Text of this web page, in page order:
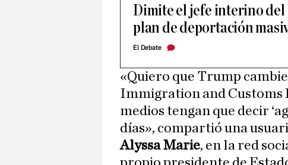
Dimite el jefe interino del
plan de deportación
El Debate
«Quiero que Trump
Immigration and Customs
medios tengan que decir
días», compartió una
Alyssa Marie, en la red